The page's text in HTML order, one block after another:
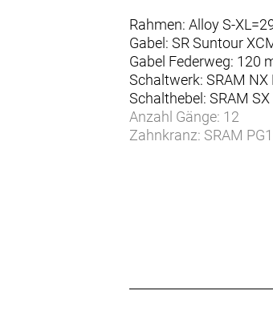
Rahmen: Alloy S-
Gabel: SR Suntour
Gabel Federweg: 120
Schaltwerk: SRAM NX
Schalthebel: SRAM
Anzahl Gänge: 12
Zahnkranz: SRAM